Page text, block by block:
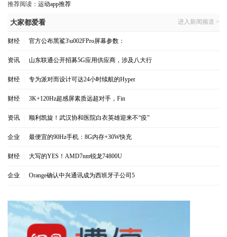
推荐阅读： 运动app推荐
大家都爱看 进入新闻频道 >
财经 官方公布黑鲨3\u002FPro屏幕参数：
资讯 山东联通公开招募5G应用供应商，涉及八大行
财经 专为派对而设计可达24小时续航的Hyper
财经 3K+120Hz超感屏素质远超对手，Fin
资讯 顺利凯旋！武汉协和医院白衣英雄迎来不“疫”
企业 最便宜的90Hz手机：8G内存+30W快充
财经 大写的YES！AMD7nm锐龙74800U
企业 Orange确认中兴通讯成为西班牙子公司5